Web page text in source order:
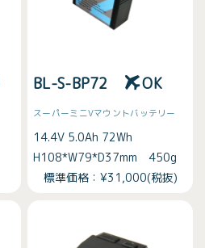
BL-S-BP72 OK
スーパーミニVマウントバッテリー
14.4V 5.0Ah 72Wh
H108*W79*D37mm 450g
標準価格：¥31,000(税抜)